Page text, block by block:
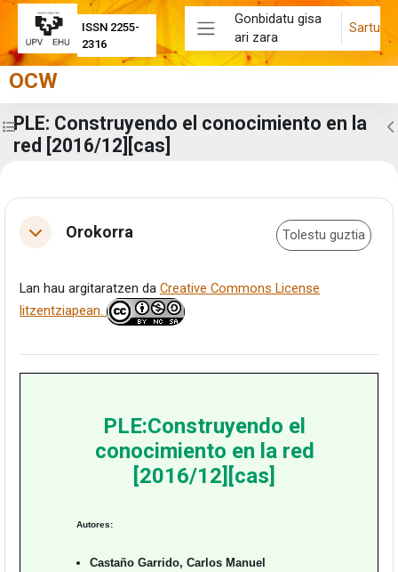
ISSN 2255-
2316
Alboko panela
Gonbidatu gisa
ari zara
Sartu
Joan eduki nagusira zuzenean
OCW
Zabaldu ikastaroaren aurkibidea
PLE: Construyendo el conocimiento en la
red [2016/12][cas]
Eduki-bloke nagusiak
Atalaren laburpena
TolestuOrokorra Tolestu guztia
Lan hau argitaratzen da Creative Commons License
litzentziapean.
PLE:Construyendo el
conocimiento en la red
[2016/12][cas]
Autores:
Castaño Garrido, Carlos Manuel